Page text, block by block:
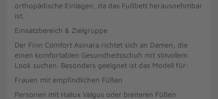
orthopädische Einlagen, da das Fußbett herausnehmbar
ist.
Einsatzbereich & Zielgruppe
Der Finn Comfort Asinara richtet sich an Damen, die
einen komfortablen Gesundheitsschuh mit stilvollem
Look suchen. Besonders geeignet ist das Modell für:
Frauen mit empfindlichen Füßen
Personen mit Hallux Valgus oder breiteren Füßen